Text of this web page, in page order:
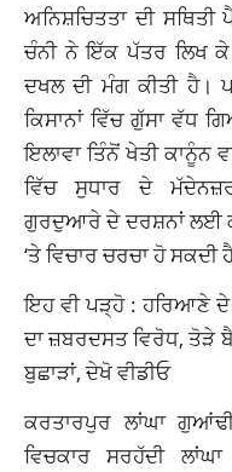
ਅਨਿਸ਼ਚਿਤਤਾ ਦੀ
ਚੰਨੀ ਨੇ ਇੱਕ ਪੱਤਰ ਲਿਖ
ਦਖਲ ਦੀ ਮੰਗ ਕੀਤੀ ਹੈ।
ਕਿਸਾਨਾਂ ਵਿੱਚ ਗੁੱਸਾ ਵੱਧ
ਇਲਾਵਾ ਤਿੰਨੋਂ ਖੇਤੀ ਕਾਨੂੰਨ
ਵਿੱਚ ਸੁਧਾਰ ਦੇ
ਗੁਰਦੁਆਰੇ ਦੇ ਦਰਸ਼ਨਾਂ ਲਈ
‘ਤੇ ਵਿਚਾਰ ਚਰਚਾ ਹੋ ਸਕਦੀ
ਇਹ ਵੀ ਪੜ੍ਹੋ : ਹਰਿਆਣੇ ਦੇ
ਦਾ ਜ਼ਬਰਦਸਤ ਵਿਰੋਧ, ਤੋੜੇ
ਬੁਛਾੜਾਂ, ਦੇਖੋ ਵੀਡੀਓ
ਕਰਤਾਰਪੁਰ ਲਾਂਘਾ
ਵਿਚਕਾਰ ਸਰਹੱਦੀ